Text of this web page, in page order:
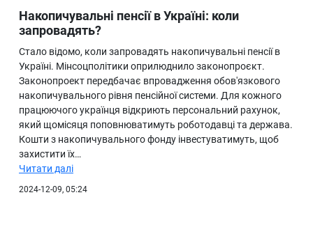
Ukraine
Про нас
Накопичувальні пенсії в Україні: коли
запровадять?
Стало відомо, коли запровадять накопичувальні пенсії в
Україні. Мінсоцполітики оприлюднило законопроєкт.
Законопроект передбачає впровадження обов'язкового
накопичувального рівня пенсійної системи. Для кожного
працюючого українця відкриють персональний рахунок,
який щомісяця поповнюватимуть роботодавці та держава.
Кошти з накопичувального фонду інвестуватимуть, щоб
захистити їх…
Читати далі
2024-12-09, 05:24